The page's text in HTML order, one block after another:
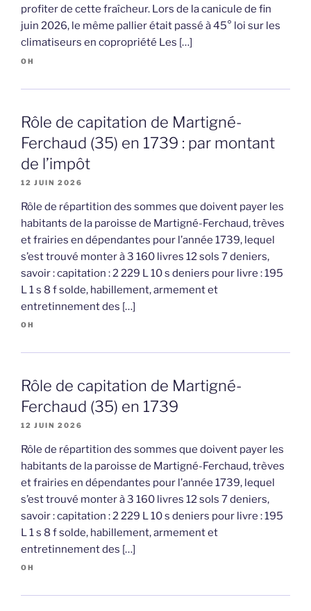
profiter de cette fraîcheur. Lors de la canicule de fin
juin 2026, le même pallier était passé à 45° loi sur les
climatiseurs en copropriété Les […]
OH
Rôle de capitation de Martigné-
Ferchaud (35) en 1739 : par montant
de l’impôt
12 JUIN 2026
Rôle de répartition des sommes que doivent payer les
habitants de la paroisse de Martigné-Ferchaud, trèves
et frairies en dépendantes pour l’année 1739, lequel
s’est trouvé monter à 3 160 livres 12 sols 7 deniers,
savoir : capitation : 2 229 L 10 s deniers pour livre : 195
L 1 s 8 f solde, habillement, armement et
entretinnement des […]
OH
Rôle de capitation de Martigné-
Ferchaud (35) en 1739
12 JUIN 2026
Rôle de répartition des sommes que doivent payer les
habitants de la paroisse de Martigné-Ferchaud, trèves
et frairies en dépendantes pour l’année 1739, lequel
s’est trouvé monter à 3 160 livres 12 sols 7 deniers,
savoir : capitation : 2 229 L 10 s deniers pour livre : 195
L 1 s 8 f solde, habillement, armement et
entretinnement des […]
OH